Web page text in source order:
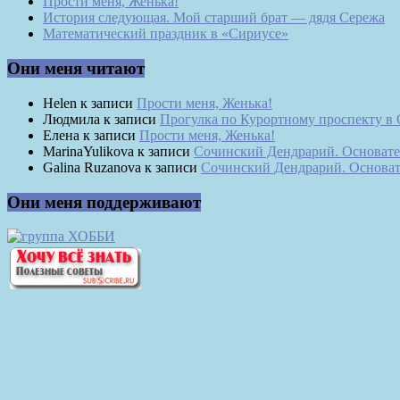
История следующая. Мой старший брат — дядя Сережа
Математический праздник в «Сириусе»
Они меня читают
Helen к записи Прости меня, Женька!
Людмила к записи Прогулка по Курортному проспекту в
Елена к записи Прости меня, Женька!
MarinaYulikova к записи Сочинский Дендрарий.
Galina Ruzanova к записи Сочинский Дендрарий.
Они меня поддерживают